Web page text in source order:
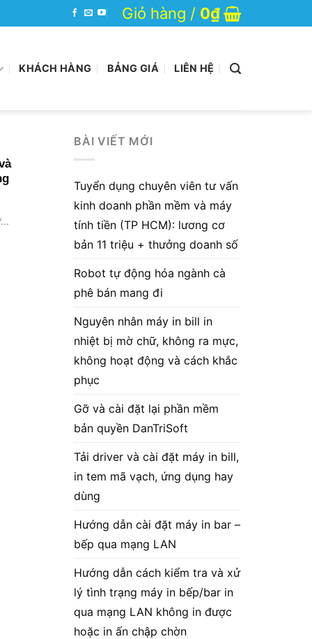
Giỏ hàng / 0₫
KHÁCH HÀNG BẢNG GIÁ LIÊN HỆ
BÀI VIẾT MỚI
Tuyển dụng chuyên viên tư vấn
kinh doanh phần mềm và máy
tính tiền (TP HCM): lương cơ
bản 11 triệu + thưởng doanh số
Robot tự động hóa ngành cà
phê bán mang đi
Nguyên nhân máy in bill in
nhiệt bị mờ chữ, không ra mực,
không hoạt động và cách khắc
phục
Gỡ và cài đặt lại phần mềm
bản quyền DanTriSoft
Tải driver và cài đặt máy in bill,
in tem mã vạch, ứng dụng hay
dùng
Hướng dẫn cài đặt máy in bar –
bếp qua mạng LAN
Hướng dẫn cách kiểm tra và xử
lý tình trạng máy in bếp/bar in
qua mạng LAN không in được
hoặc in ấn chập chờn